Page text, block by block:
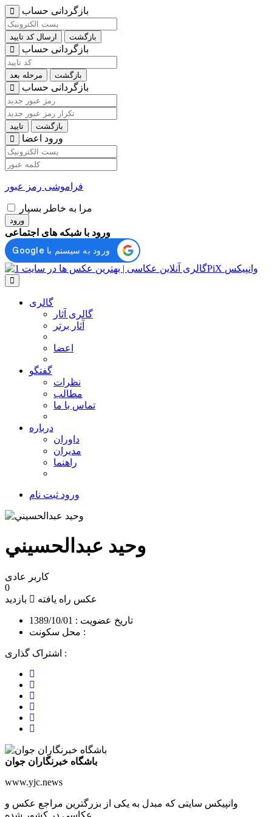
بازگردانی حساب
ارسال کد تایید بازگشت
بازگردانی حساب
مرحله بعد بازگشت
بازگردانی حساب
تایید بازگشت
ورود اعضا
فراموشی رمز عبور
مرا به خاطر بسپار
ورود
ورود با شبکه های اجتماعی
گالری
گالری آثار
آثار برتر
اعضا
گفتگو
نظرات
مطالب
تماس با ما
درباره
داوران
مدیران
راهنما
ورود ثبت نام
وحيد عبدالحسيني
کاربر عادی
0
عکس راه یافته
بازدید
تاریخ عضویت : 1389/10/01
محل سکونت :
اشتراک گذاری :
لینکدین
باشگاه خبرنگاران جوان
www.yjc.news
وانپیکس سایتی که مبدل به یکی از بزرگترین مراجع عکس و